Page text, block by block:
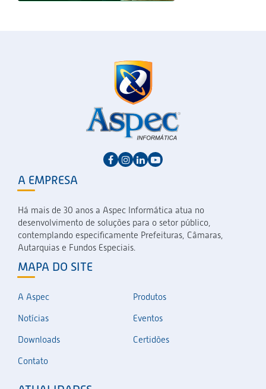
A EMPRESA
Há mais de 30 anos a Aspec Informática atua no
desenvolvimento de soluções para o setor público,
contemplando especificamente Prefeituras, Câmaras,
Autarquias e Fundos Especiais.
MAPA DO SITE
A Aspec
Produtos
Notícias
Eventos
Downloads
Certidões
Contato